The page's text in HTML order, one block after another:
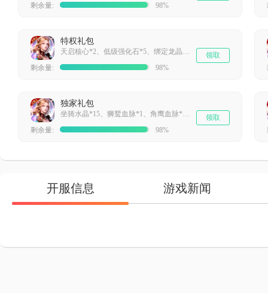
剩余量:
98%
特权礼包
天启核心*2、低级强化石*5、绑定龙晶*50、钻石*500
剩余量:
98%
领取
独家礼包
坐骑水晶*15、狮鹫血脉*1、角鹰血脉*1、钻石*500
剩余量:
98%
领取
开服信息 游戏新闻